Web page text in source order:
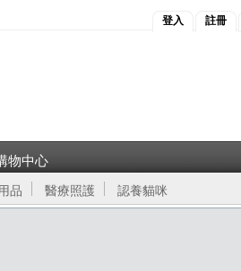
登入 註冊
物中心
品 醫療照護 認養貓咪